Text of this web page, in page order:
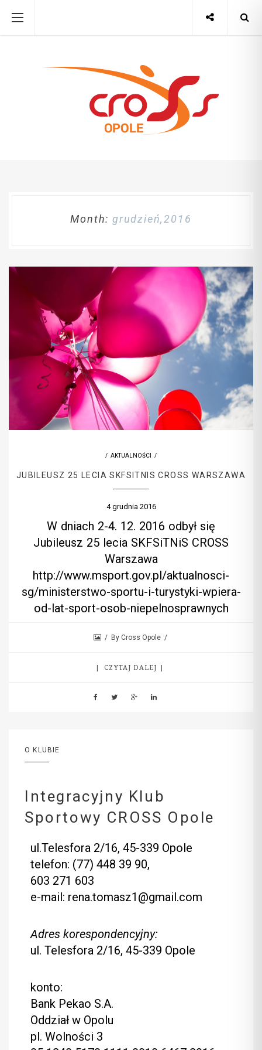
Month:grudzień,2016
AKTUALNOŚCI
JUBILEUSZ 25 LECIA SKFSITNIS CROSS WARSZAWA
4 grudnia 2016
W dniach 2-4. 12. 2016 odbył się
Jubileusz 25 lecia SKFSiTNiS CROSS
Warszawa
http://www.msport.gov.pl/aktualnosci-
sg/ministerstwo-sportu-i-turystyki-wpiera-
od-lat-sport-osob-niepelnosprawnych
By Cross Opole
CZYTAJ DALEJ
O KLUBIE
Integracyjny Klub
Sportowy CROSS Opole
ul.Telesfora 2/16, 45-339 Opole
telefon: (77) 448 39 90,
603 271 603
e-mail: rena.tomasz1@gmail.com
Adres korespondencyjny:
ul. Telesfora 2/16, 45-339 Opole
konto:
Bank Pekao S.A.
Oddział w Opolu
pl. Wolności 3